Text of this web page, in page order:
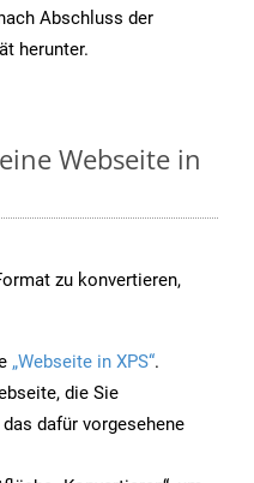
Abschluss der
herunter.
Webseite in
zu konvertieren,
„Webseite in XPS“.
die Sie
dafür vorgesehene